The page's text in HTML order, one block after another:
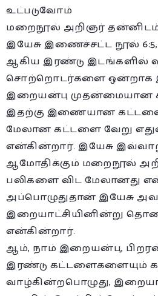
உட்படுவோம்
மறைநூல் அறிஞர் தன்னிடம்
இயேசு இணைச்சட்ட நூல் 6:5,
ஆகிய இரண்டு இடங்களில்
சொற்றொடர்களை ஒன்றாக
இறையன்பு முதன்மையான
இதற்கு இணையான
மேலான கட்டளை வேறு
என்கின்றார். இயேசு
ஆமோதிக்கும் மறைநூல்
பலிகளை விட மேலானது
அப்பொழுதுதான் இயேசு
இறையாட்சியினின்று
என்கின்றார்.
ஆம், நாம் இறையன்பு,
இரண்டு கட்டளைகளையும்
வாழ்கின்றபொழுது,